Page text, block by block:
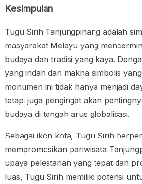
Kesimpulan
Tugu Sirih Tanjungpinang adalah
masyarakat Melayu yang
budaya dan tradisi yang kaya.
yang indah dan makna simbolis
monumen ini tidak hanya menjadi
tetapi juga pengingat akan
budaya di tengah arus globalisasi.
Sebagai ikon kota, Tugu Sirih
mempromosikan pariwisata
upaya pelestarian yang tepat dan
luas, Tugu Sirih memiliki potensi